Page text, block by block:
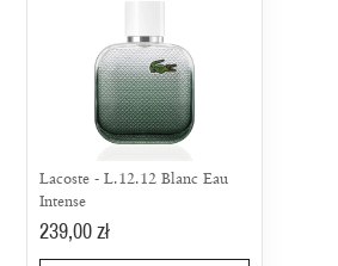
Lacoste - L.12.12 Blanc Eau
Intense
239,00 zł